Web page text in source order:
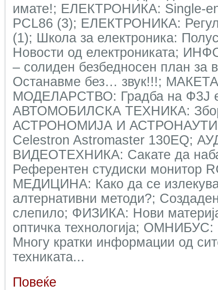
имате!; ЕЛЕКТРОНИКА: Single-
PCL86 (3); ЕЛЕКТРОНИКА:
(1); Школа за електроника:
Новости од електрониката;
– солиден безбедносен план за
Останавме без… звук!!!;
МОДЕЛАРСТВО: Градба на Ф3Ј
АВТОМОБИЛСКА ТЕХНИКА:
АСТРОНОМИЈА И
Celestron Astromaster 130EQ;
ВИДЕОТЕХНИКА: Сакате да
Референтен студиски монитор
МЕДИЦИНА: Како да се излекува
алтернативни методи?;
слепило; ФИЗИКА: Нови
оптичка технологија;
Многу кратки информации од
техниката...
Повеќе